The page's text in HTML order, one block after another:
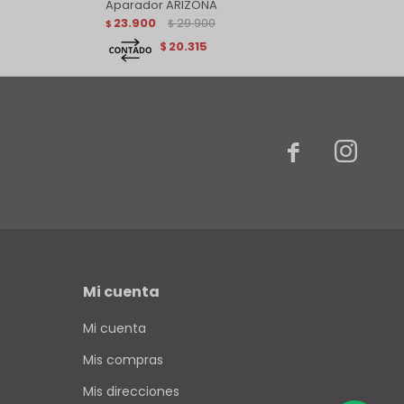
Aparador ARIZONA
$ 23.900 $ 29.900
$ 20.315
 
Mi cuenta
Mi cuenta
Mis compras
Mis direcciones